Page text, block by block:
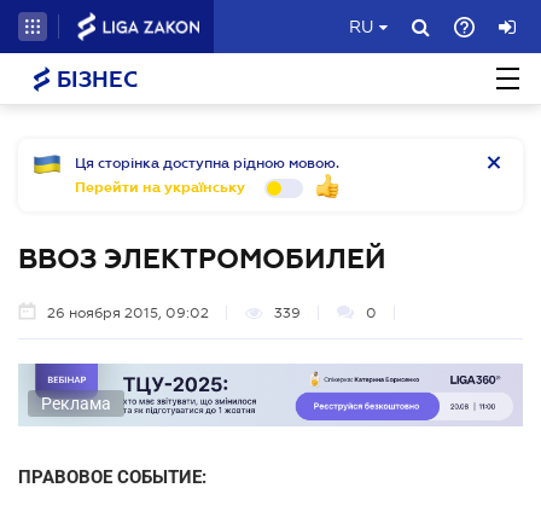
RU
БІЗНЕС
Ця сторінка доступна рідною мовою.
Перейти на українську
ВВОЗ ЭЛЕКТРОМОБИЛЕЙ
26 ноября 2015, 09:02 339 0
Реклама
ПРАВОВОЕ СОБЫТИЕ: